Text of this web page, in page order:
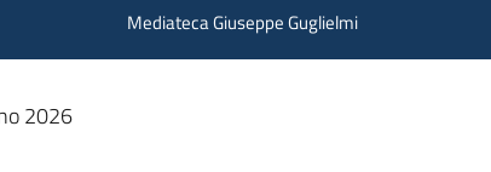
Mediateca Giuseppe Guglielmi
2026